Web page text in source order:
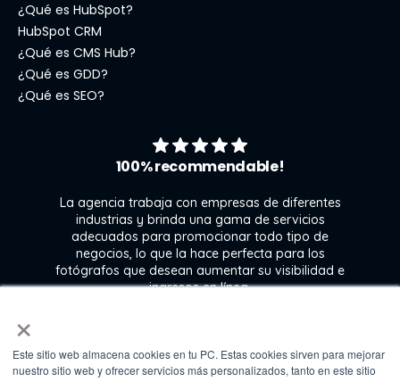
×
Este sitio web almacena cookies en tu PC. Estas cookies sirven para mejorar
nuestro sitio web y ofrecer servicios más personalizados, tanto en este sitio
¿Qué es HubSpot?
HubSpot CRM
¿Qué es CMS Hub?
¿Qué es GDD?
¿Qué es SEO?
100% recommendable!
La agencia trabaja con empresas de diferentes
industrias y brinda una gama de servicios
adecuados para promocionar todo tipo de
negocios, lo que la hace perfecta para los
fotógrafos que desean aumentar su visibilidad e
ingresos en línea.
Kate Gross
Marketing & graphic design assistant at